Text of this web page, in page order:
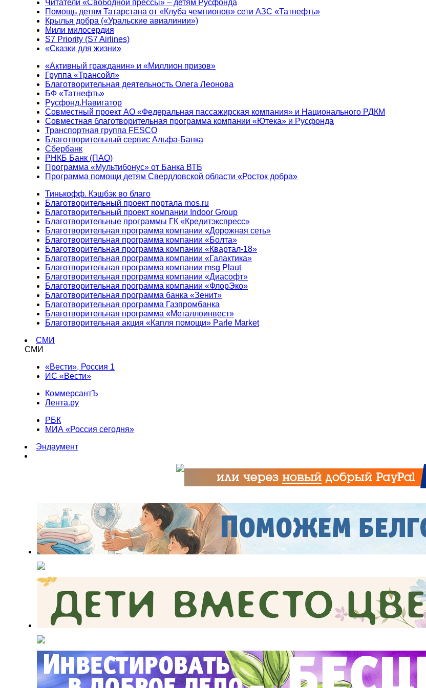
Читатели «Свободной прессы» – детям Русфонда
Помощь детям Татарстана от «Клуба чемпионов» сети АЗС «Татнефть»
Крылья добра («Уральские авиалинии»)
Мили милосердия
S7 Priority (S7 Airlines)
«Сказки для жизни»
«Активный гражданин» и «Миллион призов»
Группа «Трансойл»
Благотворительная деятельность Олега Леонова
БФ «Татнефть»
Русфонд.Навигатор
Совместный проект АО «Федеральная пассажирская компания» и Национального РДКМ
Совместная благотворительная программа компании «Ютека» и Русфонда
Транспортная группа FESCO
Благотворительный сервис Альфа-Банка
Сбербанк
РНКБ Банк (ПАО)
Программа «Мультибонус» от Банка ВТБ
Программа помощи детям Свердловской области «Росток добра»
Тинькофф. Кэшбэк во благо
Благотворительный проект портала mos.ru
Благотворительный проект компании Indoor Group
Благотворительные программы ГК «Кредитэкспресс»
Благотворительная программа компании «Дорожная сеть»
Благотворительная программа компании «Болта»
Благотворительная программа компании «Квартал-18»
Благотворительная программа компании «Галактика»
Благотворительная программа компании msg Plaut
Благотворительная программа компании «Диасофт»
Благотворительная программа компании «ФлорЭко»
Благотворительная программа банка «Зенит»
Благотворительная программа Газпромбанка
Благотворительная программа «Металлоинвест»
Благотворительная акция «Капля помощи» Parle Market
СМИ
СМИ
«Вести», Россия 1
ИС «Вести»
КоммерсантЪ
Лента.ру
РБК
МИА «Россия сегодня»
Эндаумент